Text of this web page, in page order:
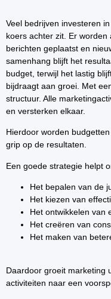
Veel bedrijven investeren
koers achter zit. Er
berichten geplaatst en
samenhang blijft het
budget, terwijl het lastig
bijdraagt aan groei. Met
structuur. Alle
en versterken elkaar.
Hierdoor worden
grip op de resultaten.
Een goede strategie helpt
Het bepalen van de
Het kiezen van
Het ontwikkelen van
Het creëren van
Het maken van
Daardoor groeit marketing
activiteiten naar een